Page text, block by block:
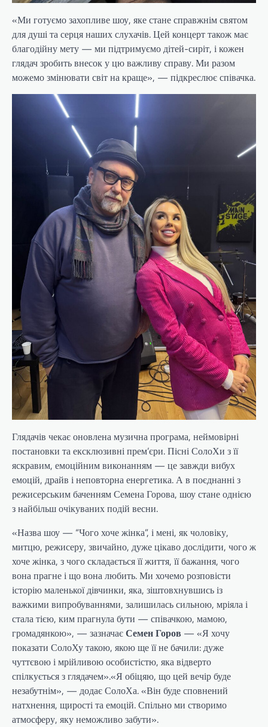
«Ми готуємо захопливе шоу, яке стане справжнім святом
для душі та серця наших слухачів. Цей концерт також має
благодійну мету — ми підтримуємо дітей-сиріт, і кожен
глядач зробить внесок у цю важливу справу. Ми разом
можемо змінювати світ на краще», — підкреслює співачка.
Глядачів чекає оновлена музична програма, неймовірні
постановки та ексклюзивні прем’єри. Пісні СолоХи з її
яскравим, емоційним виконанням — це завжди вибух
емоцій, драйв і неповторна енергетика. А в поєднанні з
режисерським баченням Семена Горова, шоу стане однією
з найбільш очікуваних подій весни.
«Назва шоу — “Чого хоче жінка”, і мені, як чоловіку,
митцю, режисеру, звичайно, дуже цікаво дослідити, чого ж
хоче жінка, з чого складається її життя, її бажання, чого
вона прагне і що вона любить. Ми хочемо розповісти
історію маленької дівчинки, яка, зіштовхнувшись із
важкими випробуваннями, залишилась сильною, мріяла і
стала тією, ким прагнула бути — співачкою, мамою,
громадянкою», — зазначаєСеменГоров — «Я хочу
показати СолоХу такою, якою ще її не бачили: дуже
чуттєвою і мрійливою особистістю, яка відверто
спілкується з глядачем».«Я обіцяю, що цей вечір буде
незабутнім», — додає СолоХа. «Він буде сповнений
натхнення, щирості та емоцій. Спільно ми створимо
атмосферу, яку неможливо забути».